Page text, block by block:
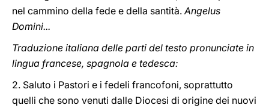
nel cammino della fede e della santità.Angelus
Domini...
Traduzione italiana delle parti del testo pronunciate in
lingua francese, spagnola e tedesca:
2. Saluto i Pastori e i fedeli francofoni, soprattutto
quelli che sono venuti dalle Diocesi di origine dei nuovi